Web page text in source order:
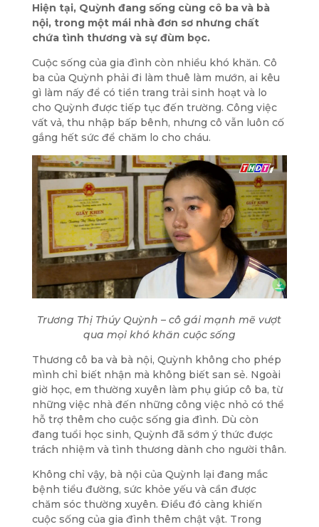
Hiện tại, Quỳnh đang sống cùng cô ba và bà
nội, trong một mái nhà đơn sơ nhưng chất
chứa tình thương và sự đùm bọc.
Cuộc sống của gia đình còn nhiều khó khăn. Cô
ba của Quỳnh phải đi làm thuê làm mướn, ai kêu
gì làm nấy để có tiền trang trải sinh hoạt và lo
cho Quỳnh được tiếp tục đến trường. Công việc
vất vả, thu nhập bấp bênh, nhưng cô vẫn luôn cố
gắng hết sức để chăm lo cho cháu.
Trương Thị Thúy Quỳnh – cô gái mạnh mẽ vượt
qua mọi khó khăn cuộc sống
Thương cô ba và bà nội, Quỳnh không cho phép
mình chỉ biết nhận mà không biết san sẻ. Ngoài
giờ học, em thường xuyên làm phụ giúp cô ba, từ
những việc nhà đến những công việc nhỏ có thể
hỗ trợ thêm cho cuộc sống gia đình. Dù còn
đang tuổi học sinh, Quỳnh đã sớm ý thức được
trách nhiệm và tình thương dành cho người thân.
Không chỉ vậy, bà nội của Quỳnh lại đang mắc
bệnh tiểu đường, sức khỏe yếu và cần được
chăm sóc thường xuyên. Điều đó càng khiến
cuộc sống của gia đình thêm chật vật. Trong